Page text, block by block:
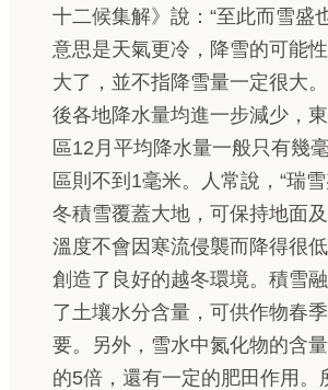
十二候集解》說：“至此而雪盛
意思是天氣更冷，降雪的可能
大了，並不指降雪量一定很大
後各地降水量均進一步減少，
區12月平均降水量一般只有幾
區則不到1毫米。人常說，“瑞
冬積雪覆蓋大地，可保持地面
溫度不會因寒流侵襲而降得很
創造了良好的越冬環境。積雪
了土壤水分含量，可供作物春
要。另外，雪水中氮化物的含
的5倍，還有一定的肥田作用。